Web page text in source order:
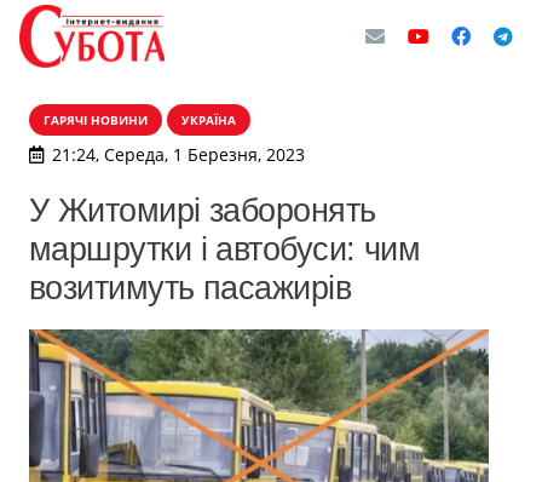
ГАРЯЧІ НОВИНИ УКРАЇНА
21:24, Середа, 1 Березня, 2023
У Житомирі заборонять
маршрутки і автобуси: чим
возитимуть пасажирів